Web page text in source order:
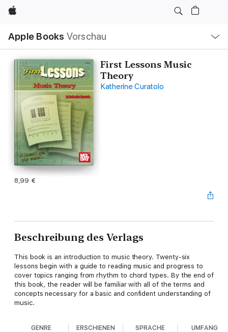
Apple
Apple Books Vorschau
Navigation
Menü
öffnen
First Lessons Music
Theory
Katherine Curatolo
8,99 €
Beschreibung des Verlags
This book is an introduction to music theory. Twenty-six
lessons begin with a guide to reading music and progress to
cover topics ranging from rhythm to chord types. By the end of
this book, the reader will be familiar with all of the terms and
concepts necessary for a basic and confident understanding of
music.
GENRE ERSCHIENEN SPRACHE UMFANG